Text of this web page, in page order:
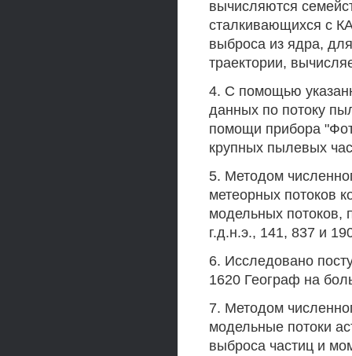
вычисляются
сталкивающихся с
выброса из ядра,
траектории,
4. С помощью
данных по потоку
помощи прибора
крупных пылевых
5. Методом
метеорных потоков
модельных потоков,
г.д.н.э., 141, 837 и
6. Исследовано
1620 Географ на
7. Методом
модельные потоки
выброса частиц и